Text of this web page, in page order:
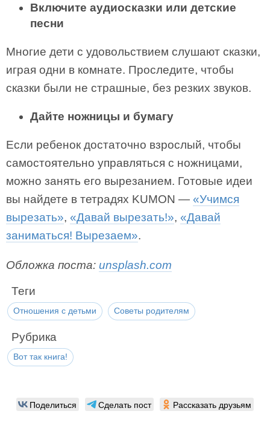
Включите аудиосказки или детские
песни
Многие дети с удовольствием слушают сказки,
играя одни в комнате. Проследите, чтобы
сказки были не страшные, без резких звуков.
Дайте ножницы и бумагу
Если ребенок достаточно взрослый, чтобы
самостоятельно управляться с ножницами,
можно занять его вырезанием. Готовые идеи
вы найдете в тетрадях KUMON — «Учимся
вырезать», «Давай вырезать!», «Давай
заниматься! Вырезаем».
Обложка поста: unsplash.com
Теги
Отношения с детьми Советы родителям
Рубрика
Вот так книга!
Поделиться Сделать пост Рассказать друзьям